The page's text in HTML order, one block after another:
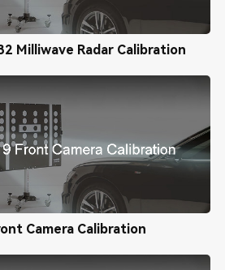
Milliwave Radar Calibration
Camera Calibration